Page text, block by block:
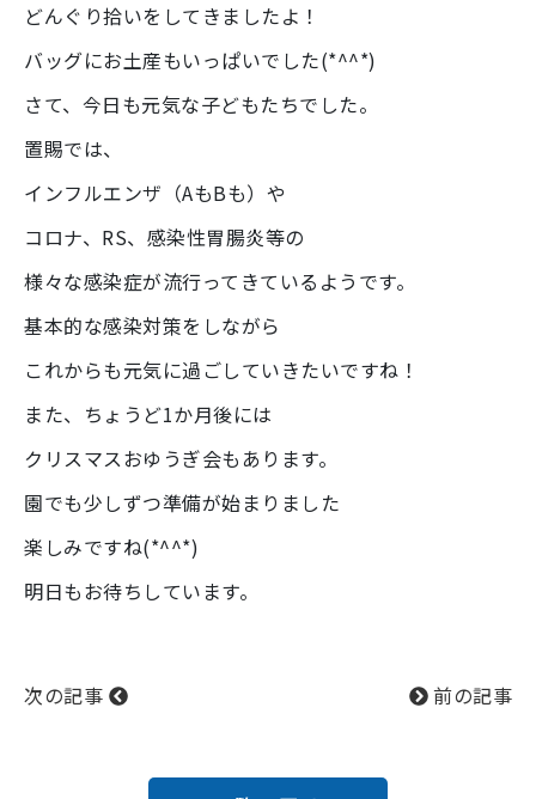
どんぐり拾いをしてきましたよ！
バッグにお土産もいっぱいでした(*^^*)
さて、今日も元気な子どもたちでした。
置賜では、
インフルエンザ（AもBも）や
コロナ、RS、感染性胃腸炎等の
様々な感染症が流行ってきているようです。
基本的な感染対策をしながら
これからも元気に過ごしていきたいですね！
また、ちょうど1か月後には
クリスマスおゆうぎ会もあります。
園でも少しずつ準備が始まりました
楽しみですね(*^^*)
明日もお待ちしています。
次の記事 前の記事